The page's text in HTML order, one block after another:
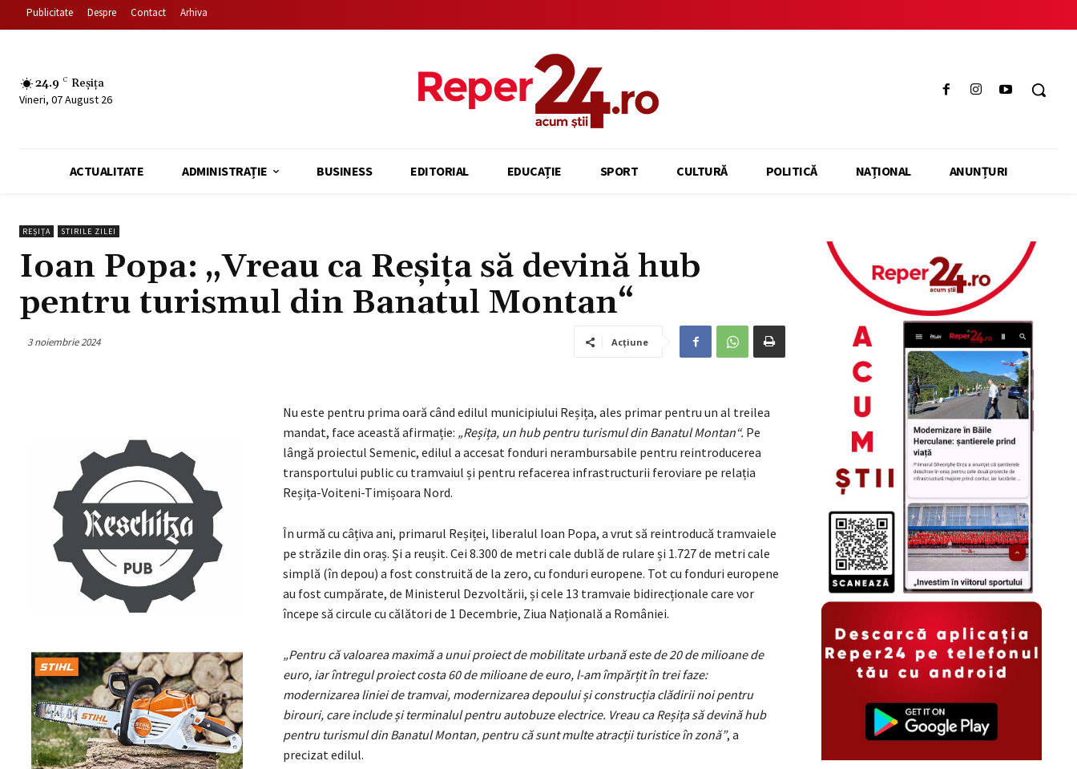
Publicitate Despre Contact Arhiva
24.9 C Reșița
Vineri, 07 August 26
ACTUALITATE ADMINISTRAȚIE BUSINESS EDITORIAL EDUCAȚIE SPORT CULTURĂ POLITICĂ NAȚIONAL ANUNȚURI
REȘIȚA STIRILE ZILEI
Ioan Popa: „Vreau ca Reșița să devină hub
pentru turismul din Banatul Montan“
3 noiembrie 2024 Acțiune
Nu este pentru prima oară când edilul municipiului Reșița, ales primar pentru un al treilea
mandat, face această afirmație: „Reșița, un hub pentru turismul din Banatul Montan“. Pe
lângă proiectul Semenic, edilul a accesat fonduri nerambursabile pentru reintroducerea
transportului public cu tramvaiul și pentru refacerea infrastructurii feroviare pe relația
Reșița-Voiteni-Timișoara Nord.
În urmă cu câțiva ani, primarul Reșiței, liberalul Ioan Popa, a vrut să reintroducă tramvaiele
pe străzile din oraș. Și a reușit. Cei 8.300 de metri cale dublă de rulare și 1.727 de metri cale
simplă (în depou) a fost construită de la zero, cu fonduri europene. Tot cu fonduri europene
au fost cumpărate, de Ministerul Dezvoltării, și cele 13 tramvaie bidirecționale care vor
începe să circule cu călători de 1 Decembrie, Ziua Națională a României.
„Pentru că valoarea maximă a unui proiect de mobilitate urbană este de 20 de milioane de
euro, iar întregul proiect costa 60 de milioane de euro, l-am împărțit în trei faze:
modernizarea liniei de tramvai, modernizarea depoului și construcția clădirii noi pentru
birouri, care include și terminalul pentru autobuze electrice. Vreau ca Reșița să devină hub
pentru turismul din Banatul Montan, pentru că sunt multe atracții turistice în zonă”, a
precizat edilul.